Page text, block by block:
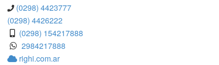
(0298) 4423777
(0298) 4426222
(0298) 154217888
2984217888
righi.com.ar